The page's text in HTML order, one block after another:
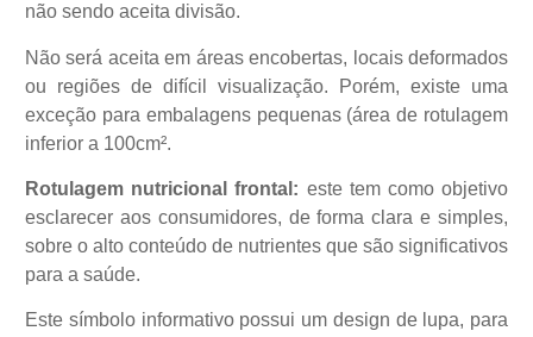
não sendo aceita divisão.
Não será aceita em áreas encobertas, locais deformados
ou regiões de difícil visualização. Porém, existe uma
exceção para embalagens pequenas (área de rotulagem
inferior a 100cm².
Rotulagem nutricional frontal: este tem como objetivo
esclarecer aos consumidores, de forma clara e simples,
sobre o alto conteúdo de nutrientes que são significativos
para a saúde.
Este símbolo informativo possui um design de lupa, para